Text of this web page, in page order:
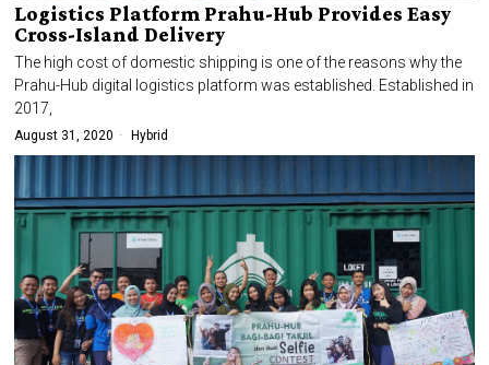
Logistics Platform Prahu-Hub Provides Easy
Cross-Island Delivery
The high cost of domestic shipping is one of the reasons why the
Prahu-Hub digital logistics platform was established. Established in
2017,
August 31, 2020 Hybrid